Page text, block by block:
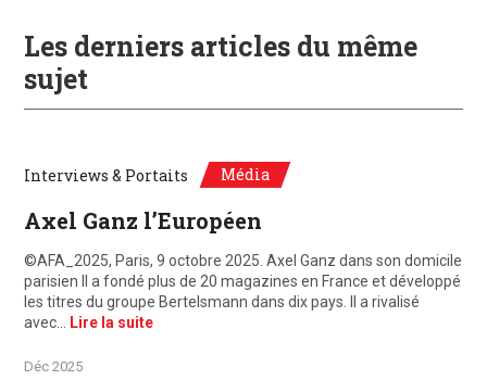
Les derniers articles du même
sujet
Interviews & Portaits Média
Axel Ganz l’Européen
©AFA_2025, Paris, 9 octobre 2025. Axel Ganz dans son domicile
parisien Il a fondé plus de 20 magazines en France et développé
les titres du groupe Bertelsmann dans dix pays. Il a rivalisé
avec…
Lire la suite
Déc 2025